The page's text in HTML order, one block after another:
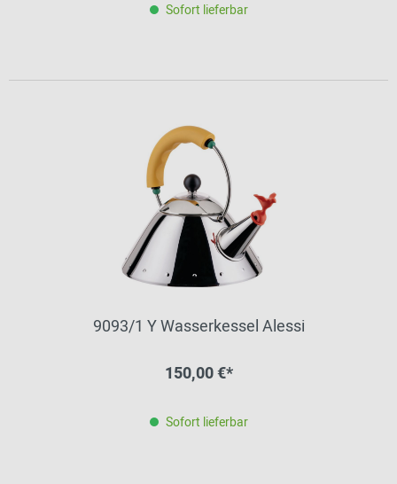
Sofort lieferbar
9093/1 Y Wasserkessel Alessi
150,00 €*
Sofort lieferbar